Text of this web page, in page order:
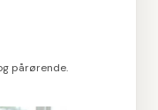
pårørende.